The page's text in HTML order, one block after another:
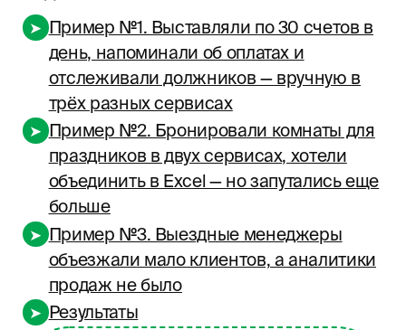
➤ Пример №2. Бронировали комнаты для
праздников в двух сервисах, хотели
объединить в Excel — но запутались еще
больше
➤ Пример №3. Выездные менеджеры
объезжали мало клиентов, а аналитики
продаж не было
Результаты